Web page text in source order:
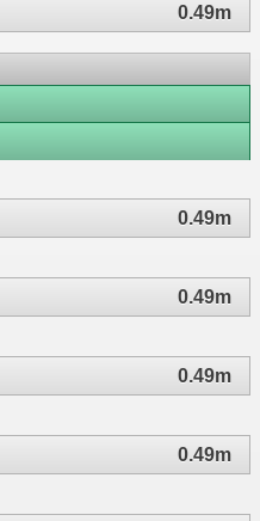
0.49m
0.49m
0.49m
0.49m
0.49m